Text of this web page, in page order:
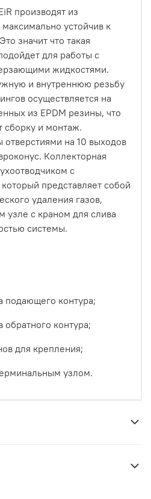
производят из
устойчив к
значит что такая
для работы с
жидкостями.
и внутреннюю резьбу
осуществляется на
из EPDM резины, что
сборку и монтаж.
на 10 выходов
Коллекторная
с
представляет собой
удаления газов,
узле с краном для слива
системы.
подающего контура;
обратного контура;
для крепления;
узлом.